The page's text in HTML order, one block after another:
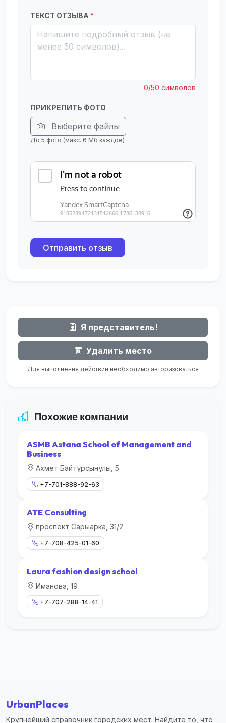
ТЕКСТ ОТЗЫВА *
0/50 символов
ПРИКРЕПИТЬ ФОТО
Выберите файлы
До 5 фото (макс. 6 Мб каждое)
Отправить отзыв
Я представитель!
Удалить место
Для выполнения действий необходимо авторизоваться
Похожие компании
ASMB Astana School of Management and
Business
Ахмет Байтұрсынұлы, 5
+7-701-888-92-63
ATE Consulting
проспект Сарыарка, 31/2
+7-708-425-01-60
Laura fashion design school
Иманова, 19
+7-707-288-14-41
UrbanPlaces
Крупнейший справочник городских мест. Найдите то, что